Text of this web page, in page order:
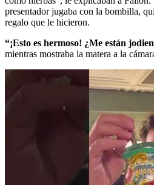
presentador jugaba con la bombilla,
regalo que le hicieron.
“¡Esto es hermoso! ¿Me están
mientras mostraba la matera a la